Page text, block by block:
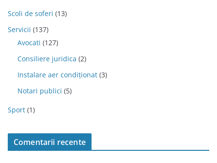
Scoli de soferi (13)
Servicii (137)
Avocati (127)
Consiliere juridica (2)
Instalare aer condiționat (3)
Notari publici (5)
Sport (1)
Comentarii recente